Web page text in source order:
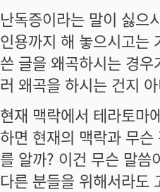
난독증이라는 말이 싫
인용까지 해 놓으시고는
쓴 글을 왜곡하시는 경
러 왜곡을 하시는 건지
현재 맥락에서 테라토마
하면 현재의 맥락과 무
를 알까? 이건 무슨 말씀
다른 분들을 위해서라도